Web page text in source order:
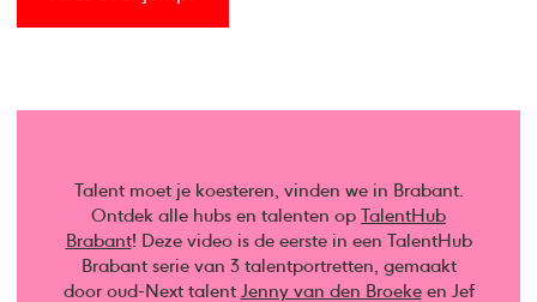
Talent moet je koesteren, vinden we in Brabant.
Ontdek alle hubs en talenten op
TalentHub
Brabant! Deze video is de eerste in een TalentHub
Brabant serie van 3 talentportretten, gemaakt
door oud-Next talent Jenny van den Broekeen Jef